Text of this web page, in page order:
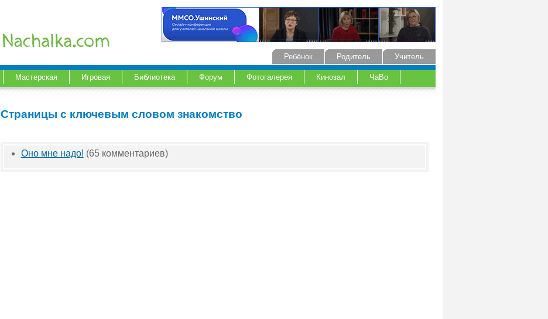
Учитель
Родитель
Ребёнок
Мастерская Игровая Библиотека Форум Фотогалерея Кинозал
ЧаВо
Страницы с ключевым словом знакомство
Оно мне надо! (65 комментариев)